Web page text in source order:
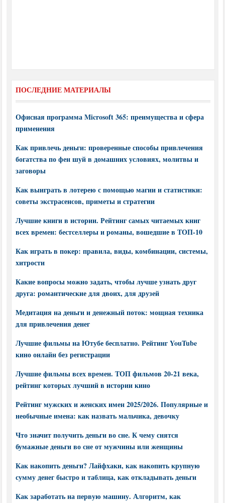
ПОСЛЕДНИЕ МАТЕРИАЛЫ
Офисная программа Microsoft 365: преимущества и сфера
применения
Как привлечь деньги: проверенные способы привлечения
богатства по фен шуй в домашних условиях, молитвы и
заговоры
Как выиграть в лотерею с помощью магии и статистики:
советы экстрасенсов, приметы и стратегии
Лучшие книги в истории. Рейтинг самых читаемых книг
всех времен: бестселлеры и романы, вошедшие в ТОП-10
Как играть в покер: правила, виды, комбинации, системы,
хитрости
Какие вопросы можно задать, чтобы лучше узнать друг
друга: романтические для двоих, для друзей
Медитация на деньги и денежный поток: мощная техника
для привлечения денег
Лучшие фильмы на Ютубе бесплатно. Рейтинг YouTube
кино онлайн без регистрации
Лучшие фильмы всех времен. ТОП фильмов 20-21 века,
рейтинг которых лучший в истории кино
Рейтинг мужских и женских имен 2025/2026. Популярные и
необычные имена: как назвать мальчика, девочку
Что значит получить деньги во сне. К чему снятся
бумажные деньги во сне от мужчины или женщины
Как накопить деньги? Лайфхаки, как накопить крупную
сумму денег быстро и таблица, как откладывать деньги
Как заработать на первую машину. Алгоритм, как